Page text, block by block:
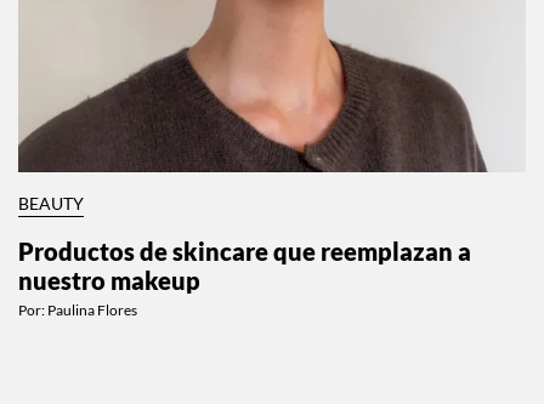
BEAUTY
Productos de skincare que reemplazan a
nuestro makeup
Por: Paulina Flores